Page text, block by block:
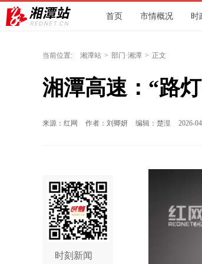
首页 市情概况 时
当前位置: 湘潭站 > 部门·湘潭 > 正文
湘潭高速：“路
来源：红网 作者：刘卿妍 编辑：楚湟 2026-
时刻新闻